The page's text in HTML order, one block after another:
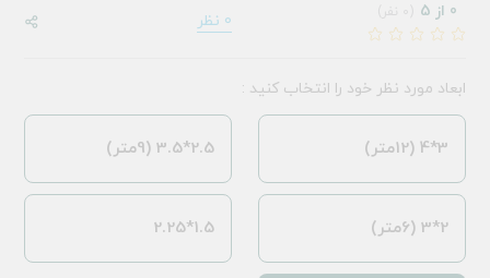
0 از 5 0 نظر
ابعاد مورد نظر خود را انتخاب کنید :
3*4 (12متر) 2.5*3.5 (9متر)
2*3 (6متر) 1.5*2.25